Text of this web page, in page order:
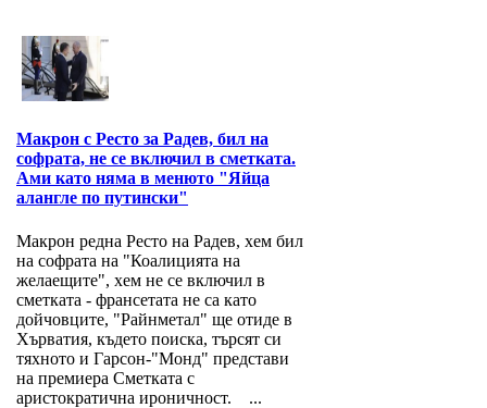
Макрон с Ресто за Радев, бил на
софрата, не се включил в сметката.
Ами като няма в менюто "Яйца
алангле по путински"
Макрон редна Ресто на Радев, хем бил
на софрата на "Коалицията на
желаещите", хем не се включил в
сметката - франсетата не са като
дойчовците, "Райнметал" ще отиде в
Хърватия, където поиска, търсят си
тяхното и Гарсон-"Монд" представи
на премиера Сметката с
аристократична ироничност. ...